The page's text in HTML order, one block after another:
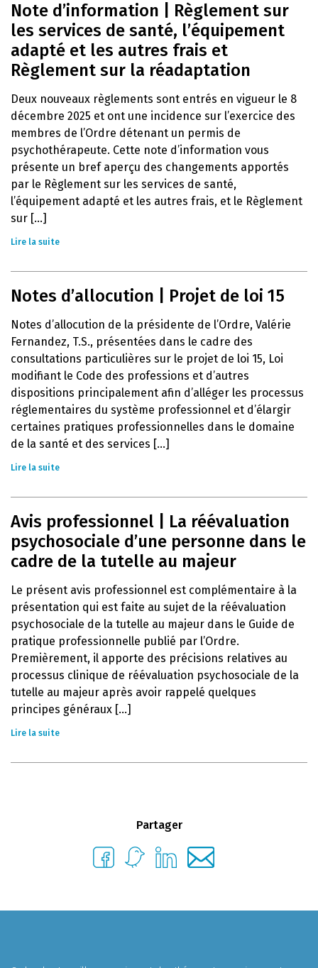
Note d’information | Règlement sur
les services de santé, l’équipement
adapté et les autres frais et
Règlement sur la réadaptation
Deux nouveaux règlements sont entrés en vigueur le 8
décembre 2025 et ont une incidence sur l’exercice des
membres de l’Ordre détenant un permis de
psychothérapeute. Cette note d’information vous
présente un bref aperçu des changements apportés
par le Règlement sur les services de santé,
l’équipement adapté et les autres frais, et le Règlement
sur [...]
Lire la suite
Notes d’allocution | Projet de loi 15
Notes d’allocution de la présidente de l’Ordre, Valérie
Fernandez, T.S., présentées dans le cadre des
consultations particulières sur le projet de loi 15, Loi
modifiant le Code des professions et d’autres
dispositions principalement afin d’alléger les processus
réglementaires du système professionnel et d’élargir
certaines pratiques professionnelles dans le domaine
de la santé et des services [...]
Lire la suite
Avis professionnel | La réévaluation
psychosociale d’une personne dans le
cadre de la tutelle au majeur
Le présent avis professionnel est complémentaire à la
présentation qui est faite au sujet de la réévaluation
psychosociale de la tutelle au majeur dans le Guide de
pratique professionnelle publié par l’Ordre.
Premièrement, il apporte des précisions relatives au
processus clinique de réévaluation psychosociale de la
tutelle au majeur après avoir rappelé quelques
principes généraux [...]
Lire la suite
Partager